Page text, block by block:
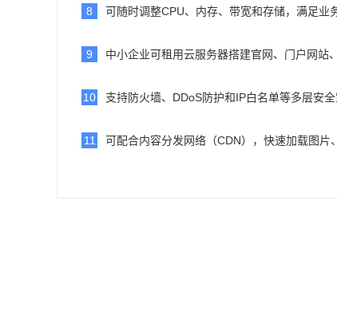
8 可随时调整CPU、内存、带宽和存储，满足业
9 中小企业可租用云服务器搭建官网、门户网站
10 支持防火墙、DDoS防护和IP白名单等多层安全
11 可配合内容分发网络（CDN），快速加载图片